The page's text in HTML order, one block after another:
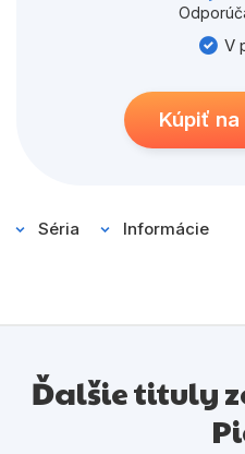
V
Kúpiť
Séria Informácie
Ďalšie tituly